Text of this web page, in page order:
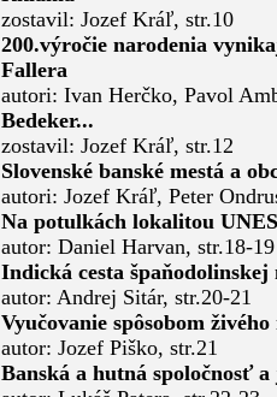
zostavil: Jozef Kráľ, str.10
200.výročie narodenia
Fallera
autori: Ivan Herčko, Pavol
Bedeker...
zostavil: Jozef Kráľ, str.12
Slovenské banské mestá a
autori: Jozef Kráľ, Peter
Na potulkách lokalitou
autor: Daniel Harvan, str.18-19
Indická cesta špaňodolinskej
autor: Andrej Sitár, str.20-21
Vyučovanie spôsobom živého
autor: Jozef Piško, str.21
Banská a hutná spoločnosť